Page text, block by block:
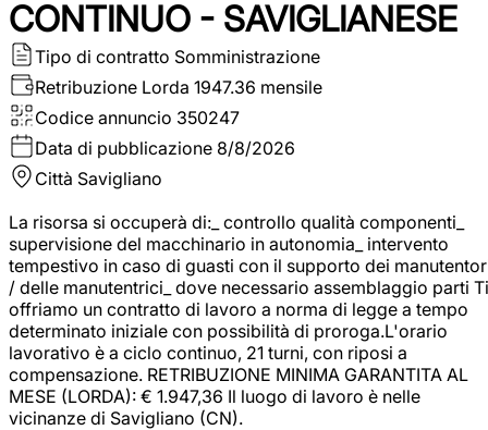
CONTINUO - SAVIGLIANESE
Tipo di contratto Somministrazione
Retribuzione Lorda 1947.36 mensile
Codice annuncio 350247
Data di pubblicazione 8/8/2026
Città Savigliano
La risorsa si occuperà di:_ controllo qualità componenti_
supervisione del macchinario in autonomia_ intervento
tempestivo in caso di guasti con il supporto dei
/ delle manutentrici_ dove necessario assemblaggio parti Ti
offriamo un contratto di lavoro a norma di legge a tempo
determinato iniziale con possibilità di proroga.L'orario
lavorativo è a ciclo continuo, 21 turni, con riposi a
compensazione. RETRIBUZIONE MINIMA GARANTITA AL
MESE (LORDA): € 1.947,36 Il luogo di lavoro è nelle
vicinanze di Savigliano (CN).